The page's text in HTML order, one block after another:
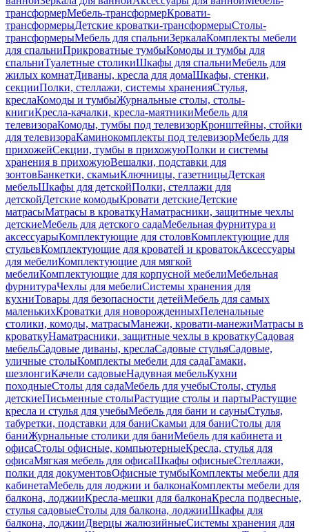
трансформерМебель-трансформерКровати-
трансформерыДетские кроватки-трансформерыСтолы-
трансформерыМебель для спальниЗеркалаКомплекты мебели
для спальниПрикроватные тумбыКомоды и тумбы для
спальниТуалетные столикиШкафы для спальниМебель для
жилых комнатДиваны, кресла для домаШкафы, стенки,
секцииПолки, стеллажи, системы храненияСтулья,
креслаКомоды и тумбыЖурнальные столы, столы-
книгиКресла-качалки, кресла-маятникиМебель для
телевизораКомоды, тумбы под телевизорКронштейны, стойки
для телевизораКаминокомплекты под телевизорМебель для
прихожейСекции, тумбы в прихожуюПолки и системы
хранения в прихожуюВешалки, подставки для
зонтовБанкетки, скамьиКлючницы, газетницыДетская
мебельШкафы для детскойПолки, стеллажи для
детскойДетские комодыКровати детскиеДетские
матрасыМатрасы в кроваткуНаматрасники, защитные чехлы
детскиеМебель для детского садаМебельная фурнитура и
аксессуарыКомплектующие для столовКомплектующие для
стульевКомплектующие для кроватей и кроватокАксессуары
для мебелиКомплектующие для мягкой
мебелиКомплектующие для корпусной мебелиМебельная
фурнитураЧехлы для мебелиСистемы хранения для
кухниТовары для безопасности детейМебель для самых
маленькихКроватки для новорожденныхПеленальные
столики, комоды, матрасыМанежи, кровати-манежиМатрасы в
кроваткуНаматрасники, защитные чехлы в кроваткуСадовая
мебельСадовые диваны, креслаСадовые стульяСадовые,
уличные столыКомплекты мебели для садаГамаки,
шезлонгиКачели садовыеНадувная мебельКухни
походныеСтолы для садаМебель для учебыСтолы, стулья
детскиеПисьменные столыРастущие столы и партыРастущие
кресла и стулья для учебыМебель для бани и сауныСтулья,
табуретки, подставки для баниСкамьи для баниСтолы для
баниЖурнальные столики для баниМебель для кабинета и
офисаСтолы офисные, компьютерныеКресла, стулья для
офисаМягкая мебель для офисаШкафы офисныеСтеллажи,
полки для документовОфисные тумбыКомплекты мебели для
кабинетаМебель для лоджии и балконаКомплекты мебели для
балкона, лоджииКресла-мешки для балконаКресла подвесные,
стулья садовыеСтолы для балкона, лоджииШкафы для
балкона, лоджииДверцы жалюзийныеСистемы хранения для